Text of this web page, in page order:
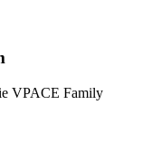
VPACE Family